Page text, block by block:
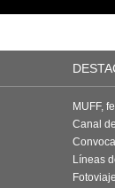
MUFF,
Canal
Líneas